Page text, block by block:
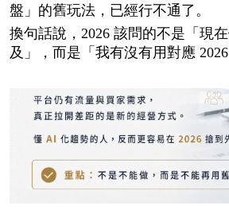
盤」的舊玩法，已經行不通了。
換句話說，2026 該問的不是「現
及」，而是「我有沒有用對應 2026